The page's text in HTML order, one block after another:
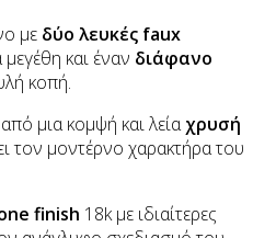
με δύο λευκές faux
και έναν διάφανο
κοπή.
μια κομψή και λείαχρυσή
τον μοντέρνο χαρακτήρα του
finish 18k με ιδιαίτερες